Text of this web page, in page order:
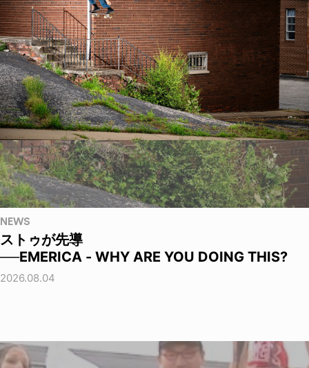
NEWS
ストゥが先導
──EMERICA - WHY ARE YOU DOING THIS?
2026.08.04